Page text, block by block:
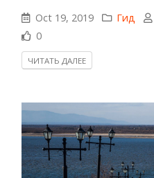
Oct 19, 2019 Гид
0
ЧИТАТЬ ДАЛЕЕ